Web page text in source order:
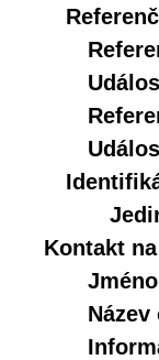
Kontakt
Název